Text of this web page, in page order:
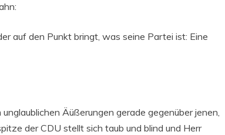
auf den Punkt bringt, was seine Partei ist: Eine
Äüßerungen gerade gegenüber jenen,
der CDU stellt sich taub und blind und Herr